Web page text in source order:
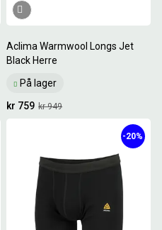
Aclima Warmwool Longs Jet
Black Herre
På lager
kr 949
kr 759
-20%